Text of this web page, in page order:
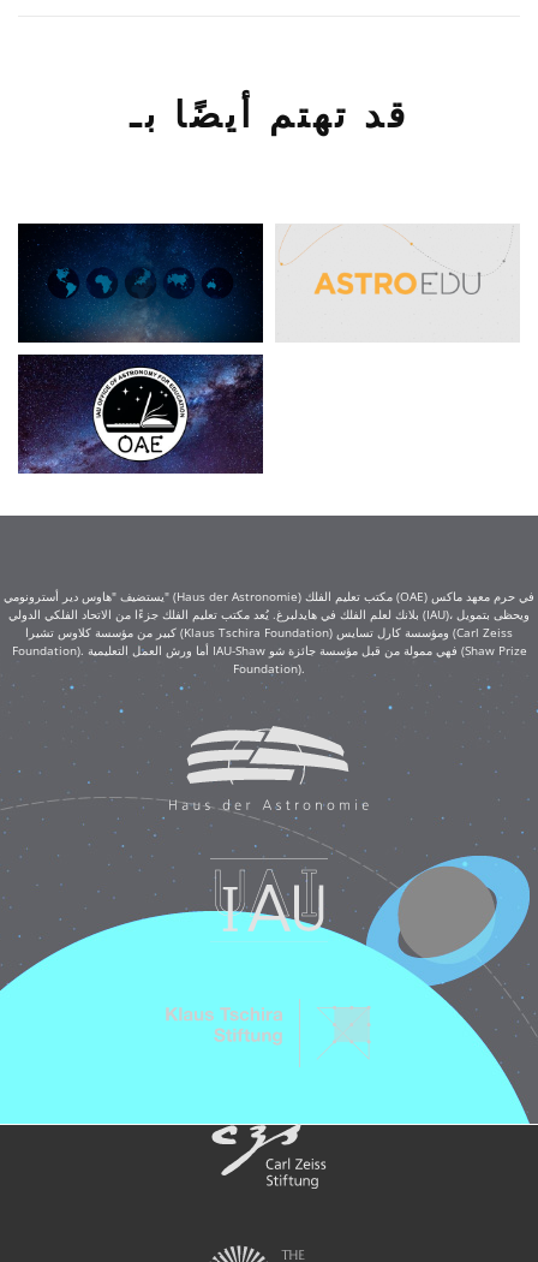
قد تهتم أيضًا بـ
يستضيف "هاوس دير أسترونومي" (Haus der Astronomie) مكتب تعليم الفلك (OAE) في حرم معهد ماكس
بلانك لعلم الفلك في هايدلبرغ. يُعد مكتب تعليم الفلك جزءًا من الاتحاد الفلكي الدولي (IAU)، ويحظى بتمويل
كبير من مؤسسة كلاوس تشيرا (Klaus Tschira Foundation) ومؤسسة كارل تسايس (Carl Zeiss
Foundation). أما ورش العمل التعليمية IAU-Shaw فهي ممولة من قبل مؤسسة جائزة شو (Shaw Prize
Foundation).